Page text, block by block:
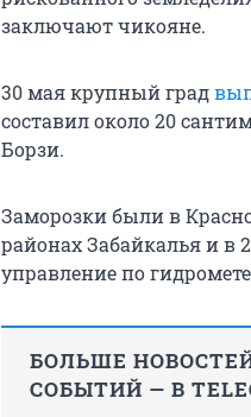
заключают чикояне.
30 мая крупный град
составил около 20
Борзи.
Заморозки были в
районах Забайкалья и в
управление по
БОЛЬШЕ
СОБЫТИЙ — В